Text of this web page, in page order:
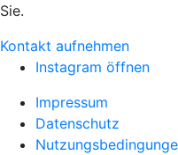
Sie.
Kontakt aufnehmen
Instagram öffnen
Impressum
Datenschutz